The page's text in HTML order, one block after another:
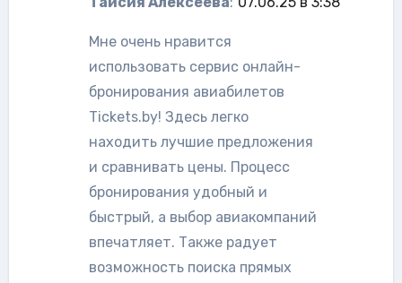
Мне очень нравится
использовать сервис онлайн-
бронирования авиабилетов
Tickets.by! Здесь легко
находить лучшие предложения
и сравнивать цены. Процесс
бронирования удобный и
быстрый, а выбор авиакомпаний
впечатляет. Также радует
возможность поиска прямых